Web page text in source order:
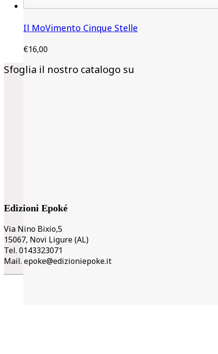
Il MoVimento Cinque Stelle
€16,00
Sfoglia il nostro catalogo su
Edizioni Epoké
Via Nino Bixio,5
15067, Novi Ligure (AL)
Tel. 0143323071
Mail. epoke@edizioniepoke.it